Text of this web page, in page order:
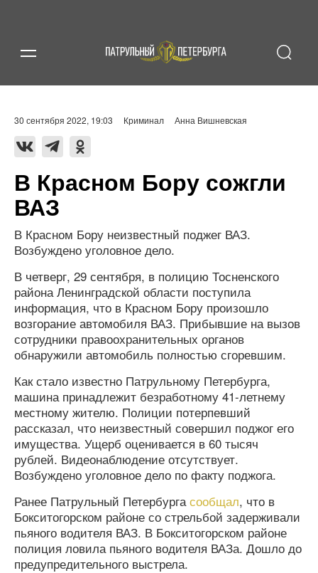
30 сентября 2022, 19:03 Криминал Анна Вишневская
В Красном Бору сожгли
ВАЗ
В Красном Бору неизвестный поджег ВАЗ.
Возбуждено уголовное дело.
В четверг, 29 сентября, в полицию Тосненского
района Ленинградской области поступила
информация, что в Красном Бору произошло
возгорание автомобиля ВАЗ. Прибывшие на вызов
сотрудники правоохранительных органов
обнаружили автомобиль полностью сгоревшим.
Как стало известно Патрульному Петербурга,
машина принадлежит безработному 41-летнему
местному жителю. Полиции потерпевший
рассказал, что неизвестный совершил поджог его
имущества. Ущерб оценивается в 60 тысяч
рублей. Видеонаблюдение отсутствует.
Возбуждено уголовное дело по факту поджога.
Ранее Патрульный Петербургасообщал, что в
Бокситогорском районе со стрельбой задерживали
пьяного водителя ВАЗ. В Бокситогорском районе
полиция ловила пьяного водителя ВАЗа. Дошло до
предупредительного выстрела.